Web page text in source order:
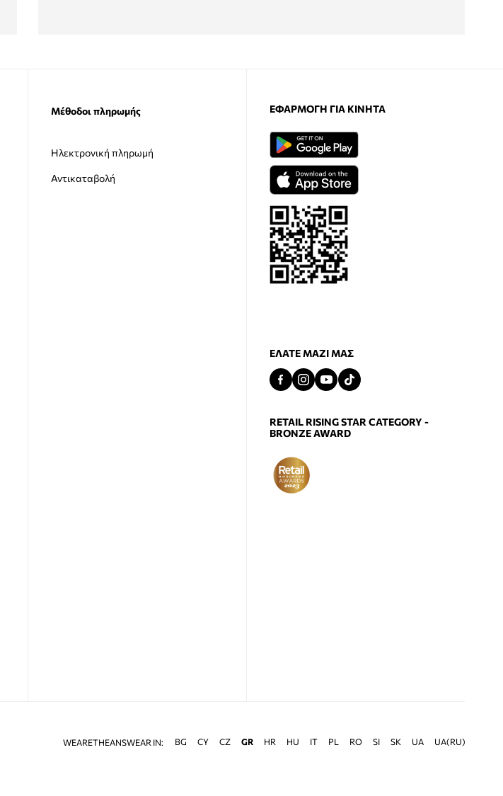
Μέθοδοι πληρωμής
Ηλεκτρονική πληρωμή
Αντικαταβολή
ΕΦΑΡΜΟΓΉ ΓΙΑ ΚΙΝΗΤΆ
ΕΛΆΤΕ ΜΑΖΊ ΜΑΣ
RETAIL RISING STAR CATEGORY -
BRONZE AWARD
WEARETHEANSWEAR IN: BG CY CZ GR HR HU IT PL RO SI SK UA UA(RU)